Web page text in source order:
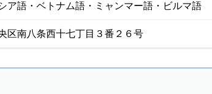
ア語・ベトナム語・ミャンマー語・ビルマ語
区南八条西十七丁目３番２６号